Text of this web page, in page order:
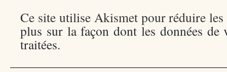
Ce site utilise Akismet pour réduire
plus sur la façon dont les données de
traitées.